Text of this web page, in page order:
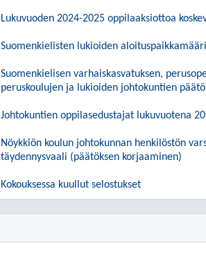
Lukuvuoden 2024-2025 oppilaaksiottoa
Suomenkielisten lukioiden
Suomenkielisen varhaiskasvatuksen,
peruskoulujen ja lukioiden johtokuntien
Johtokuntien oppilasedustajat lukuvuotena
Nöykkiön koulun johtokunnan henkilöstön
täydennysvaali (päätöksen korjaaminen)
Kokouksessa kuullut selostukset